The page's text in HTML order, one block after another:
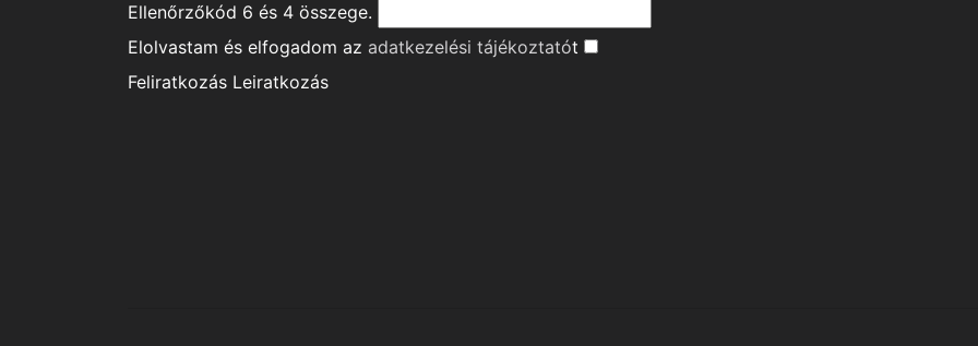
Ellenőrzőkód 6 és 4 összege.
Elolvastam és elfogadom az adatkezelési tájékoztatót
Feliratkozás Leiratkozás